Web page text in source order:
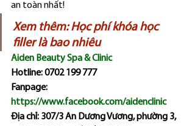
an toàn nhất!
Xem thêm: Học phí khóa học
filler là bao nhiêu
Aiden Beauty Spa & Clinic
Hotline: 0702 199 777
Fanpage:
https://www.facebook.com/aidenclinic
Địa chỉ: 307/3 An Dương Vương, phường 3,